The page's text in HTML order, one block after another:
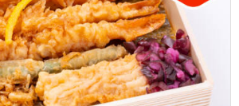
目も間違いないお弁当です！特に女性ば
オススメで、少しずつ色々な味を楽しめ
ながらいただきました。
・セミナー›役員会
岩2026/06/08